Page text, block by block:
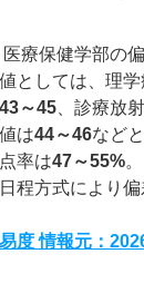
療保健学部の
としては、理
43～45 、診療放
は44～46など
率は47～55%。
程方式により
度 情報元：